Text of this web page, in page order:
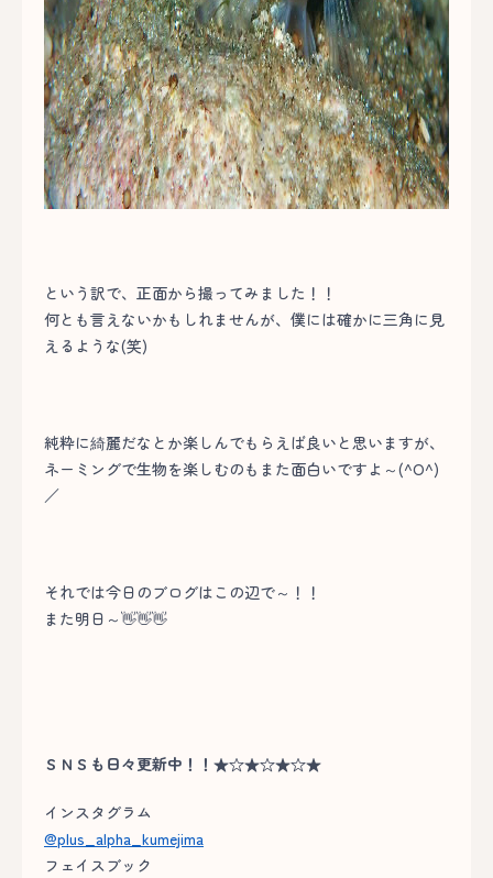
という訳で、正面から撮ってみました！！
何とも言えないかもしれませんが、僕には確かに三角に見
えるような(笑)
純粋に綺麗だなとか楽しんでもらえば良いと思いますが、
ネーミングで生物を楽しむのもまた面白いですよ～(^O^)
／
それでは今日のブログはこの辺で～！！
また明日～👋👋👋
ＳＮＳも日々更新中！！★☆★☆★☆★
インスタグラム
@plus_alpha_kumejima
フェイスブック